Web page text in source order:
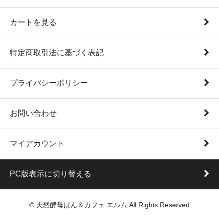
カートを見る
特定商取引法に基づく表記
プライバシーポリシー
お問い合わせ
マイアカウント
PC版表示に切り替える
© 天然酵母ぱん＆カフェ エルム All Rights Reserved